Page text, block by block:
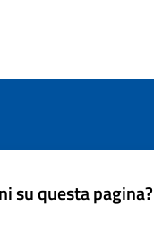
su questa pagina?